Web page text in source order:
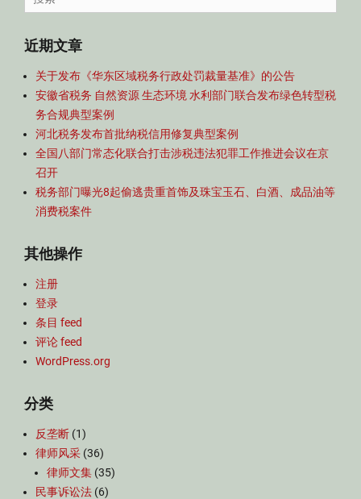
航
for:
近期文章
关于发布《华东区域税务行政处罚裁量基准》的公告
安徽省税务 自然资源 生态环境 水利部门联合发布绿色转型税
务合规典型案例
河北税务发布首批纳税信用修复典型案例
全国八部门常态化联合打击涉税违法犯罪工作推进会议在京
召开
税务部门曝光8起偷逃贵重首饰及珠宝玉石、白酒、成品油等
消费税案件
其他操作
注册
登录
条目 feed
评论 feed
WordPress.org
分类
反垄断 (1)
律师风采 (36)
律师文集 (35)
民事诉讼法 (6)